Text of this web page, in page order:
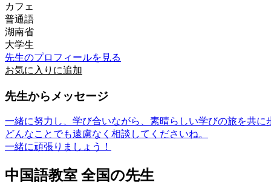
カフェ
普通語
湖南省
大学生
先生のプロフィールを見る
お気に入りに追加
先生からメッセージ
一緒に努力し、学び合いながら、素晴らしい学びの旅を共に
どんなことでも遠慮なく相談してくださいね。
一緒に頑張りましょう！
中国語教室 全国の先生